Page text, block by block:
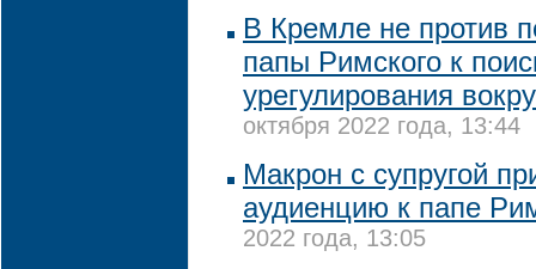
В Кремле не против
папы Римского к
урегулирования
октября 2022 года, 13:44
Макрон с супругой
аудиенцию к папе
2022 года, 13:05